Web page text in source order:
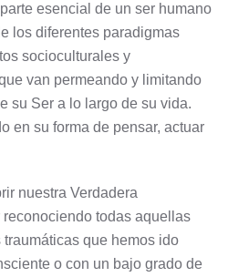
esencial de un ser humano
los diferentes paradigmas
socioculturales y
van permeando y limitando
su Ser a lo largo de su vida.
en su forma de pensar, actuar
nuestra Verdadera
todas aquellas
que hemos ido
o con un bajo grado de